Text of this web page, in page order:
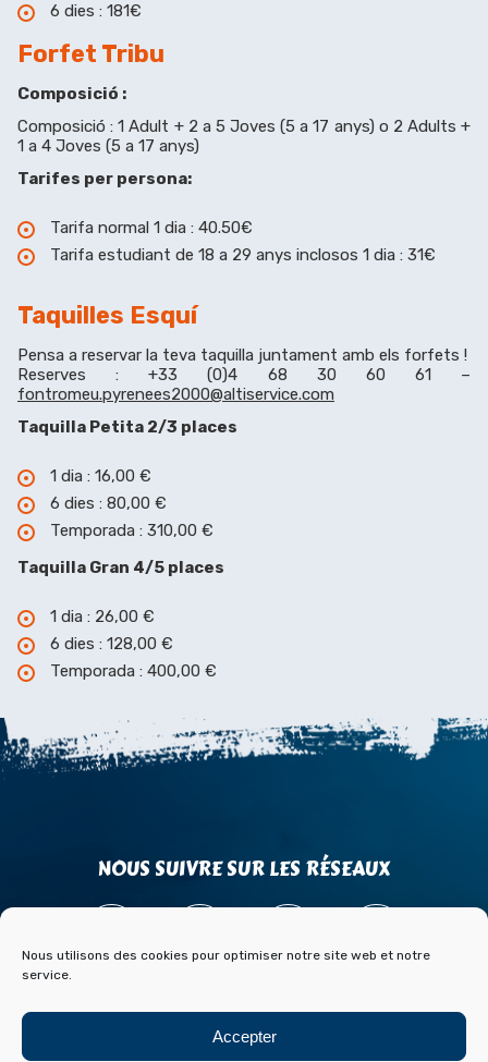
Nous utilisons des cookies pour optimiser notre site web et notre
service.
Accepter
6 dies : 181€
Forfet Tribu
Composició :
Composició : 1 Adult + 2 a 5 Joves (5 a 17 anys) o 2 Adults +
1 a 4 Joves (5 a 17 anys)
Tarifes per persona:
Tarifa normal 1 dia : 40.50€
Tarifa estudiant de 18 a 29 anys inclosos 1 dia : 31€
Taquilles Esquí
Pensa a reservar la teva taquilla juntament amb els forfets !
Reserves : +33 (0)4 68 30 60 61 –
fontromeu.pyrenees2000@altiservice.com
Taquilla Petita 2/3 places
1 dia : 16,00 €
6 dies : 80,00 €
Temporada : 310,00 €
Taquilla Gran 4/5 places
1 dia : 26,00 €
6 dies : 128,00 €
Temporada : 400,00 €
NOUS SUIVRE SUR LES RÉSEAUX
CONTACT
PARTENAIRES